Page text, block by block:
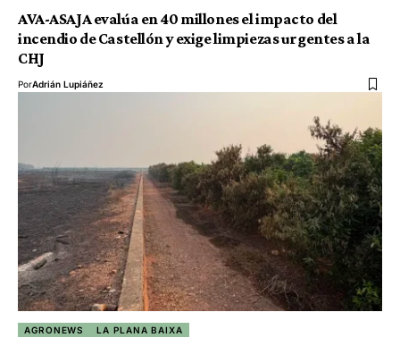
AVA-ASAJA evalúa en 40 millones el impacto del
incendio de Castellón y exige limpiezas urgentes a la
CHJ
PorAdrián Lupiáñez
AGRONEWS LA PLANA BAIXA